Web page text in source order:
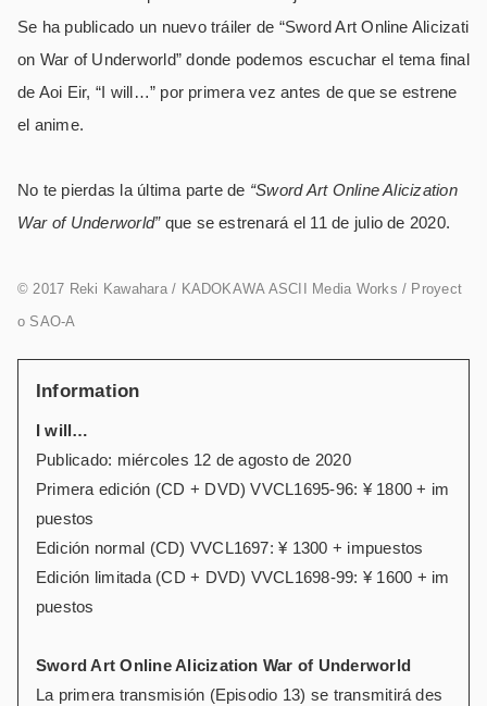
Se ha publicado un nuevo tráiler de “Sword Art Online Alicizati
on War of Underworld” donde podemos escuchar el tema final
de Aoi Eir, “I will…” por primera vez antes de que se estrene
el anime.
No te pierdas la última parte de “Sword Art Online Alicization
War of Underworld”que se estrenará el 11 de julio de 2020.
© 2017 Reki Kawahara / KADOKAWA ASCII Media Works / Proyect
o SAO-A
Information
I will…
Publicado: miércoles 12 de agosto de 2020
Primera edición (CD + DVD) VVCL1695-96: ¥ 1800 + im
puestos
Edición normal (CD) VVCL1697: ¥ 1300 + impuestos
Edición limitada (CD + DVD) VVCL1698-99: ¥ 1600 + im
puestos
Sword Art Online Alicization War of Underworld
La primera transmisión (Episodio 13) se transmitirá des